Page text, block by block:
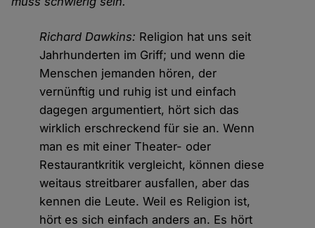
Richard Dawkins: Religion hat uns seit
Jahrhunderten im Griff; und wenn die
Menschen jemanden hören, der
vernünftig und ruhig ist und einfach
dagegen argumentiert, hört sich das
wirklich erschreckend für sie an. Wenn
man es mit einer Theater- oder
Restaurantkritik vergleicht, können diese
weitaus streitbarer ausfallen, aber das
kennen die Leute. Weil es Religion ist,
hört es sich einfach anders an. Es hört